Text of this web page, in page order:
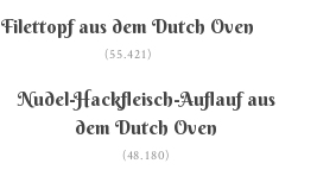
Filettopf aus dem Dutch Oven
(55.421)
Nudel-Hackfleisch-Auflauf aus
dem Dutch Oven
(48.180)